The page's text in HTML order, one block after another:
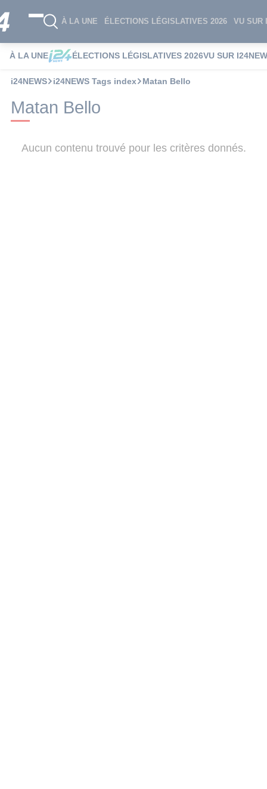
À LA UNE ÉLECTIONS LÉGISLATIVES 2026 VU SUR
À LA UNE ÉLECTIONS LÉGISLATIVES 2026VU SUR
i24NEWS i24NEWS Tags index Matan Bello
Matan Bello
Aucun contenu trouvé pour les critères donnés.